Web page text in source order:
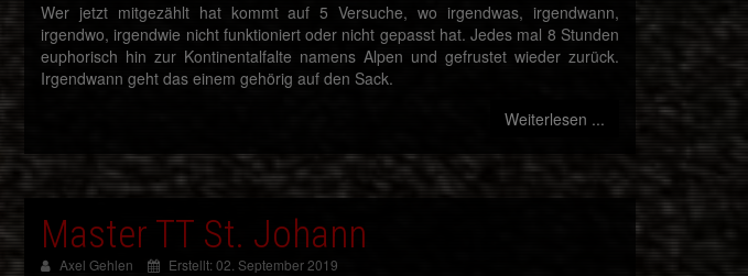
Wer jetzt mitgezählt hat kommt auf 5 Versuche, wo irgendwas, irgendwann,
irgendwo, irgendwie nicht funktioniert oder nicht gepasst hat. Jedes mal 8 Stunden
euphorisch hin zur Kontinentalfalte namens Alpen und gefrustet wieder zurück.
Irgendwann geht das einem gehörig auf den Sack.
Weiterlesen ...
Master TT St. Johann
Axel Gehlen Erstellt: 02. September 2019